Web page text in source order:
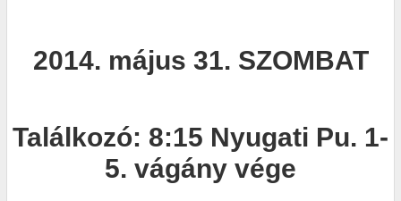
2014. május 31. SZOMBAT
Találkozó: 8:15 Nyugati Pu. 1-
5. vágány vége